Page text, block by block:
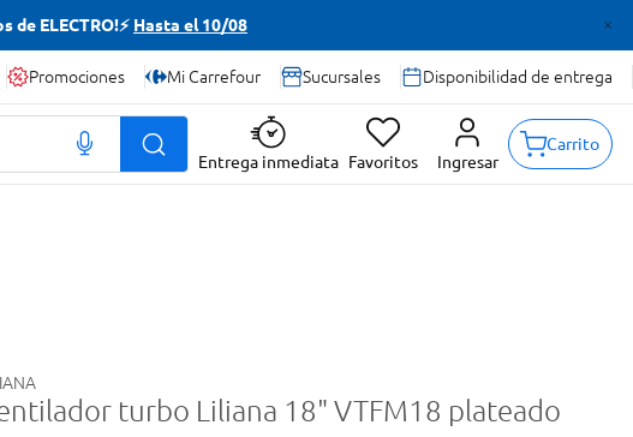
de ELECTRO!⚡ Hasta el 10/08
Promociones Mi Carrefour Sucursales Disponibilidad de entrega
Entrega inmediata Favoritos Ingresar
Carrito
turbo Liliana 18" VTFM18 plateado